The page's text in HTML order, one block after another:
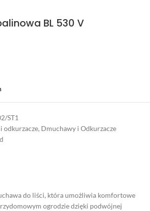
BL 530 V
ST1
odkurzacze, Dmuchawy i Odkurzacze
do liści, która umożliwia komfortowe
ogrodzie dzięki podwójnej